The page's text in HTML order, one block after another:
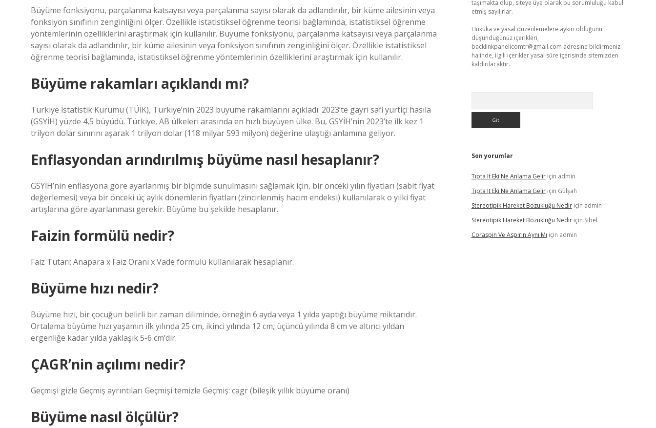
Büyüme fonksiyonu, parçalanma katsayısı veya parçalanma sayısı olarak da adlandırılır, bir küme ailesinin veya
fonksiyon sınıfının zenginliğini ölçer. Özellikle istatistiksel öğrenme teorisi bağlamında, istatistiksel öğrenme
yöntemlerinin özelliklerini araştırmak için kullanılır. Büyüme fonksiyonu, parçalanma katsayısı veya parçalanma
sayısı olarak da adlandırılır, bir küme ailesinin veya fonksiyon sınıfının zenginliğini ölçer. Özellikle istatistiksel
öğrenme teorisi bağlamında, istatistiksel öğrenme yöntemlerinin özelliklerini araştırmak için kullanılır.
Büyüme rakamları açıklandı mı?
Türkiye İstatistik Kurumu (TÜİK), Türkiye’nin 2023 büyüme rakamlarını açıkladı. 2023’te gayri safi yurtiçi hasıla
(GSYİH) yüzde 4,5 büyüdü. Türkiye, AB ülkeleri arasında en hızlı büyüyen ülke. Bu, GSYİH’nin 2023’te ilk kez 1
trilyon dolar sınırını aşarak 1 trilyon dolar (118 milyar 593 milyon) değerine ulaştığı anlamına geliyor.
Enflasyondan arındırılmış büyüme nasıl hesaplanır?
GSYİH’nin enflasyona göre ayarlanmış bir biçimde sunulmasını sağlamak için, bir önceki yılın fiyatları (sabit fiyat
değerlemesi) veya bir önceki üç aylık dönemlerin fiyatları (zincirlenmiş hacim endeksi) kullanılarak o yılki fiyat
artışlarına göre ayarlanması gerekir. Büyüme bu şekilde hesaplanır.
Faizin formülü nedir?
Faiz Tutarı; Anapara x Faiz Oranı x Vade formülü kullanılarak hesaplanır.
Büyüme hızı nedir?
Büyüme hızı, bir çocuğun belirli bir zaman diliminde, örneğin 6 ayda veya 1 yılda yaptığı büyüme miktarıdır.
Ortalama büyüme hızı yaşamın ilk yılında 25 cm, ikinci yılında 12 cm, üçüncü yılında 8 cm ve altıncı yıldan
ergenliğe kadar yılda yaklaşık 5-6 cm’dir.
ÇAGR’nin açılımı nedir?
Geçmişi gizle Geçmiş ayrıntıları Geçmişi temizle Geçmiş: cagr (bileşik yıllık büyüme oranı)
Büyüme nasıl ölçülür?
taşımakta olup, siteye üye olarak bu sorumluluğu kabul
etmiş sayılırlar.
Hukuka ve yasal düzenlemelere aykırı olduğunu
düşündüğünüz içerikleri,
backlinkpanelicomtr@gmail.com adresine bildirmeniz
halinde, ilgili içerikler yasal süre içerisinde sitemizden
kaldırılacaktır.
Son yorumlar
Tıpta It Eki Ne Anlama Geliriçin admin
Tıpta It Eki Ne Anlama Geliriçin Gülşah
Stereotipik Hareket Bozukluğu Nediriçin admin
Stereotipik Hareket Bozukluğu Nediriçin Sibel
Coraspin Ve Aspirin Aynı Mı için admin